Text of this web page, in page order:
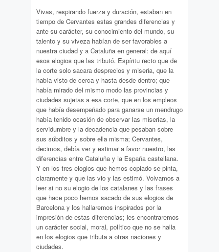
Vivas, respirando fuerza y duración, estaban en
tiempo de Cervantes estas grandes diferencias y
ante su carácter, su conocimiento del mundo, su
talento y su viveza habían de ser favorables a
nuestra ciudad y a Cataluña en general: de aquí
esos elogios que las tributó. Espíritu recto que de
la corte solo sacara desprecios y miseria, que la
había visto de cerca y hasta desde dentro; que
había mirado del mismo modo las provincias y
ciudades sujetas a esa corte, que en los empleos
que había desempeñado para ganarse un mendrugo
había tenido ocasión de observar las miserias, la
servidumbre y la decadencia que pesaban sobre
sus súbditos y sobre ella misma; Cervantes,
decimos, debía ver y estimar a favor nuestro, las
diferencias entre Cataluña y la España castellana.
Y en los tres elogios que hemos copiado se pinta,
claramente y que las vio y las estimó. Volvamos a
leer si no su elogio de los catalanes y las frases
que hace poco hemos sacado de sus elogios de
Barcelona y los hallaremos inspirados por la
impresión de estas diferencias; les encontraremos
un carácter social, moral, político que no se halla
en los elogios que tributa a otras naciones y
ciudades.